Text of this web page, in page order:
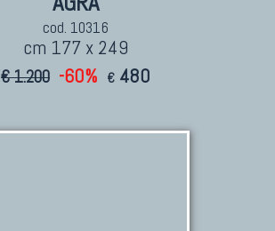
cod. 10316
cm 177 x 249
€ 1.200 -60% € 480